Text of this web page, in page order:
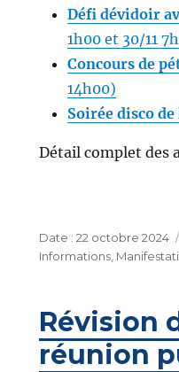
Défi dévidoir
1h00 et 30/11
Concours de
14h00)
Soirée disco de
Détail complet des
Publié
le
22 octobre 2024
Informations,
Révision
réunion